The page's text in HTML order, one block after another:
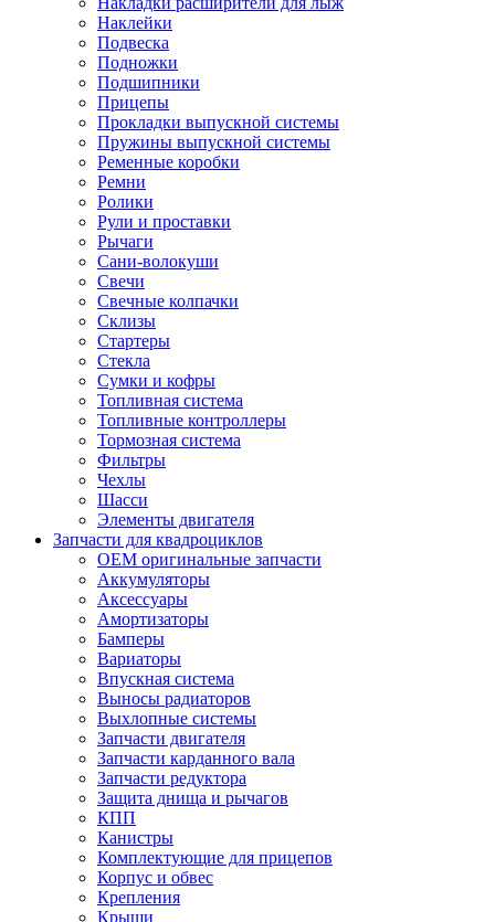
Наклейки
Подвеска
Подножки
Подшипники
Прицепы
Прокладки выпускной системы
Пружины выпускной системы
Ременные коробки
Ремни
Ролики
Рули и проставки
Рычаги
Сани-волокуши
Свечи
Свечные колпачки
Склизы
Стартеры
Стекла
Сумки и кофры
Топливная система
Топливные контроллеры
Тормозная система
Фильтры
Чехлы
Шасси
Элементы двигателя
Запчасти для квадроциклов
OEM оригинальные запчасти
Аккумуляторы
Аксессуары
Амортизаторы
Бамперы
Вариаторы
Впускная система
Выносы радиаторов
Выхлопные системы
Запчасти двигателя
Запчасти карданного вала
Запчасти редуктора
Защита днища и рычагов
КПП
Канистры
Комплектующие для прицепов
Корпус и обвес
Крепления
Крыши